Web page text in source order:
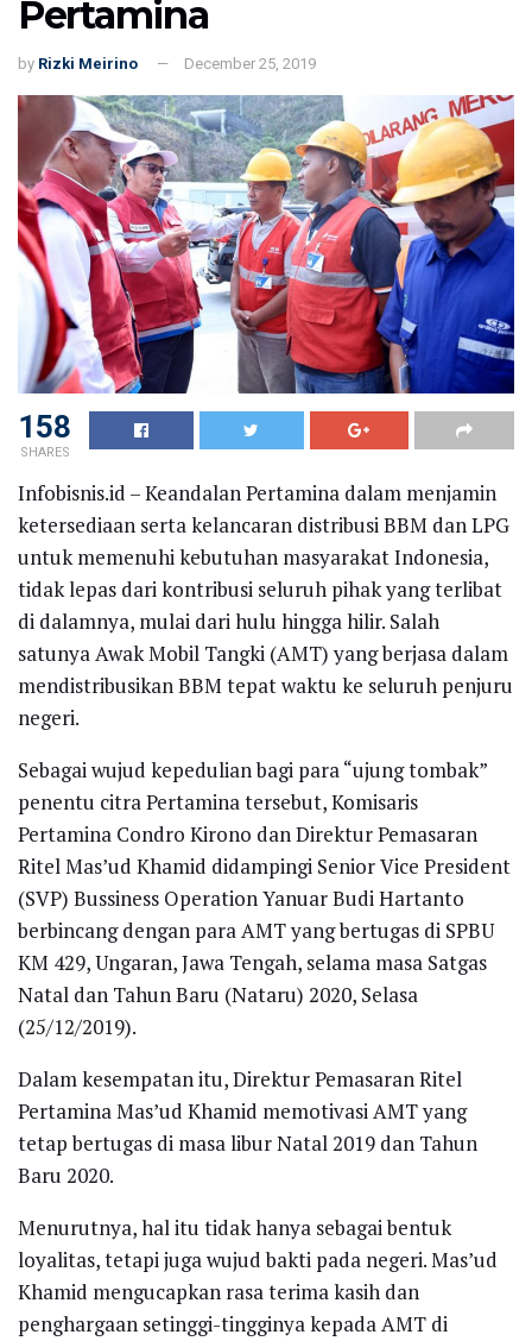
Pertamina
by Rizki Meirino December 25, 2019
158
SHARES
Infobisnis.id – Keandalan Pertamina dalam menjamin
ketersediaan serta kelancaran distribusi BBM dan LPG
untuk memenuhi kebutuhan masyarakat Indonesia,
tidak lepas dari kontribusi seluruh pihak yang terlibat
di dalamnya, mulai dari hulu hingga hilir. Salah
satunya Awak Mobil Tangki (AMT) yang berjasa dalam
mendistribusikan BBM tepat waktu ke seluruh penjuru
negeri.
Sebagai wujud kepedulian bagi para “ujung tombak”
penentu citra Pertamina tersebut, Komisaris
Pertamina Condro Kirono dan Direktur Pemasaran
Ritel Mas’ud Khamid didampingi Senior Vice President
(SVP) Bussiness Operation Yanuar Budi Hartanto
berbincang dengan para AMT yang bertugas di SPBU
KM 429, Ungaran, Jawa Tengah, selama masa Satgas
Natal dan Tahun Baru (Nataru) 2020, Selasa
(25/12/2019).
Dalam kesempatan itu, Direktur Pemasaran Ritel
Pertamina Mas’ud Khamid memotivasi AMT yang
tetap bertugas di masa libur Natal 2019 dan Tahun
Baru 2020.
Menurutnya, hal itu tidak hanya sebagai bentuk
loyalitas, tetapi juga wujud bakti pada negeri. Mas’ud
Khamid mengucapkan rasa terima kasih dan
penghargaan setinggi-tingginya kepada AMT di